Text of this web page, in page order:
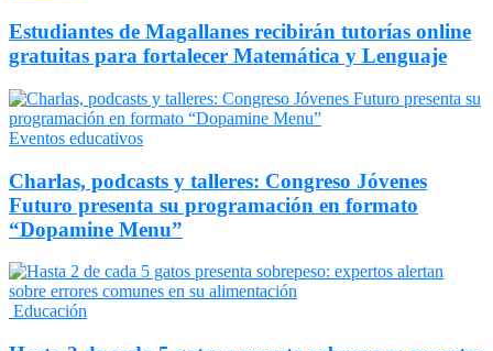
Estudiantes de Magallanes recibirán tutorías online
gratuitas para fortalecer Matemática y Lenguaje
Eventos educativos
Charlas, podcasts y talleres: Congreso Jóvenes
Futuro presenta su programación en formato
“Dopamine Menu”
Educación